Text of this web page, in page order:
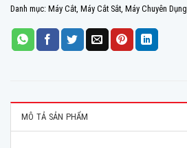
Danh mục: Máy Cắt Máy Cắt Sắt Máy Chuyên Dụng
MÔ TẢ SẢN PHẨM